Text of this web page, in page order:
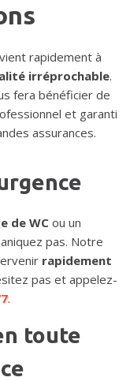
rapidement à
irréprochable.
fera bénéficier de
et garanti
assurances.
de WC ou un
pas. Notre
rapidement
pas et appelez-
.
toute